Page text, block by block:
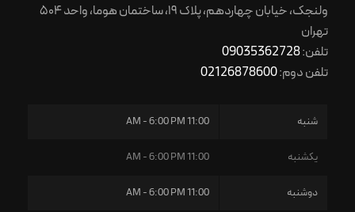
ولنجک، خیابان چهاردهم، پلاک ۱۹، ساختمان هوما، واحد ۵۰۴
تهران
تلفن:09035362728
تلفن دوم:02126878600
شنبه 11:00 AM - 6:00 PM
یکشنبه 11:00 AM - 6:00 PM
دوشنبه 11:00 AM - 6:00 PM